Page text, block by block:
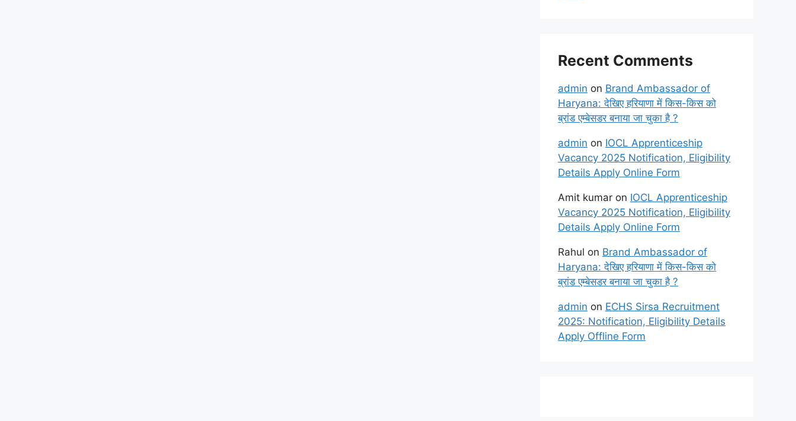
Recent Comments
admin on Brand Ambassador of
Haryana: देखिए हरियाणा में किस-किस को
ब्रांड एम्बेसडर बनाया जा चुका है ?
admin on IOCL Apprenticeship
Vacancy 2025 Notification, Eligibility
Details Apply Online Form
Amit kumar on IOCL Apprenticeship
Vacancy 2025 Notification, Eligibility
Details Apply Online Form
Rahul on Brand Ambassador of
Haryana: देखिए हरियाणा में किस-किस को
ब्रांड एम्बेसडर बनाया जा चुका है ?
admin on ECHS Sirsa Recruitment
2025: Notification, Eligibility Details
Apply Offline Form